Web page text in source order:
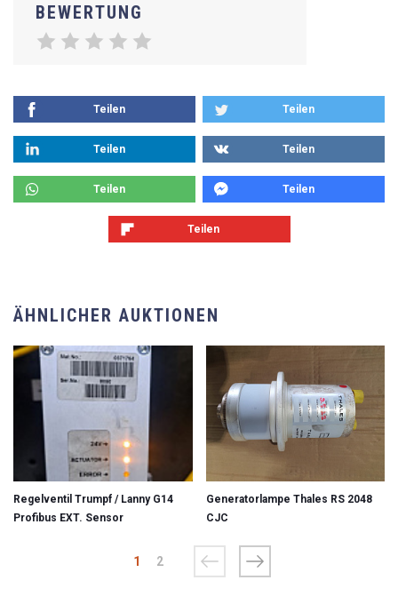
BEWERTUNG
Teilen Teilen
Teilen Teilen
Teilen Teilen
Teilen
ÄHNLICHER AUKTIONEN
Regelventil Trumpf / Lanny G14
Profibus EXT. Sensor
Generatorlampe Thales RS 2048
CJC
1 2